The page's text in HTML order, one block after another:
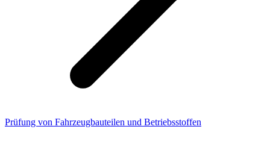
Prüfung von Fahrzeugbauteilen und Betriebsstoffen